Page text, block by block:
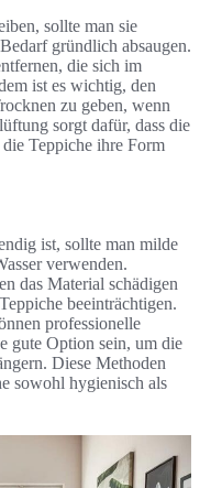
sollte man sie
gründlich absaugen.
die sich im
ist es wichtig, den
zu geben, wenn
sorgt dafür, dass die
Teppiche ihre Form
ist, sollte man milde
verwenden.
das Material schädigen
beeinträchtigen.
professionelle
gute Option sein, um die
Diese Methoden
sowohl hygienisch als